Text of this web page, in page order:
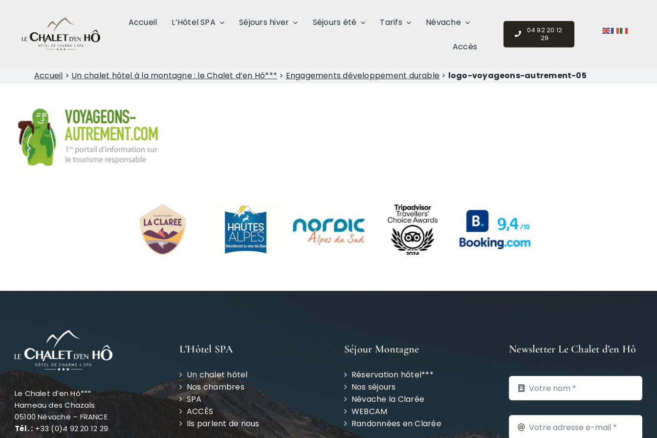
Accueil L’Hôtel SPA Séjours hiver Séjours été Tarifs Névache
Accès
04 92 20 12
29
Accueil > Un chalet hôtel à la montagne : le Chalet d’en Hô*** > Engagements développement durable > logo-voyageons-autrement-05
Le Chalet d’en Hô***
Hameau des Chazals
05100 Névache – FRANCE
Tél. : +33 (0)4 92 20 12 29
L’Hôtel SPA
Un chalet hôtel
Nos chambres
SPA
ACCÈS
Ils parlent de nous
Séjour Montagne
Réservation hôtel***
Nos séjours
Névache la Clarée
WEBCAM
Randonnées en Clarée
Newsletter Le Chalet d’en Hô